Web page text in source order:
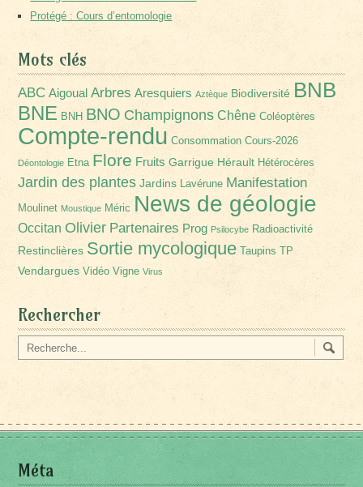
Protégé : Cours d’entomologie
Mots clés
ABC Aigoual Arbres Aresquiers Aztèque Biodiversité BNB
BNE BNH BNO Champignons Chêne Coléoptères
Compte-rendu Consommation Cours-2026
Déontologie Etna Flore Fruits Garrigue Hérault Hétérocères
Jardin des plantes Jardins Lavérune Manifestation
Moulinet Moustique Méric News de géologie
Occitan Olivier Partenaires Prog Psilocybe Radioactivité
Restinclières Sortie mycologique Taupins TP
Vendargues Vidéo Vigne Virus
Rechercher
Méta